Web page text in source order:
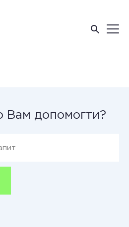
Вам допомогти?